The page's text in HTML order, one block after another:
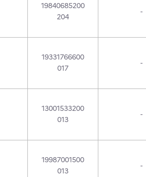
19840685200
204
-
19331766600
017
-
13001533200
013
-
19987001500
013
-